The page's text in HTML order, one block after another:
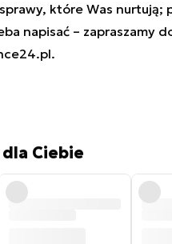
które Was
napisać – zapraszamy
.
Ciebie